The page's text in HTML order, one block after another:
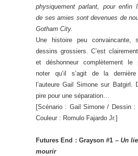
physiquement parlant, pour enfin
de ses amies sont devenues de
Gotham City.
Une histoire peu convaincante,
dessins grossiers. C’est
et déshonneur complètement le
noter qu’il s’agit de la
l’auteure Gail Simone sur Batgirl.
pire pour une séparation…
[Scénario : Gail Simone / Dessin :
Couleur : Romulo Fajardo Jr.]
Futures End : Grayson #1 – Un
mourir